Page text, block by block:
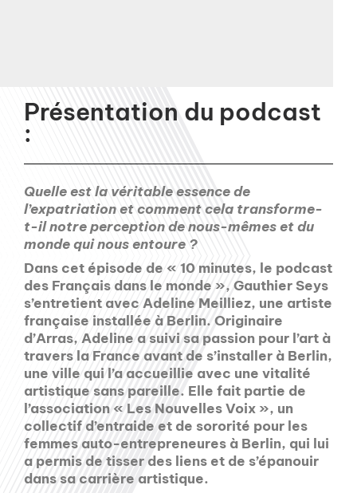
Présentation du podcast
:
Quelle est la véritable essence de
l’expatriation et comment cela transforme-
t-il notre perception de nous-mêmes et du
monde qui nous entoure ?
Dans cet épisode de « 10 minutes, le podcast
des Français dans le monde », Gauthier Seys
s’entretient avec Adeline Meilliez, une artiste
française installée à Berlin. Originaire
d’Arras, Adeline a suivi sa passion pour l’art à
travers la France avant de s’installer à Berlin,
une ville qui l’a accueillie avec une vitalité
artistique sans pareille. Elle fait partie de
l’association « Les Nouvelles Voix », un
collectif d’entraide et de sororité pour les
femmes auto-entrepreneures à Berlin, qui lui
a permis de tisser des liens et de s’épanouir
dans sa carrière artistique.